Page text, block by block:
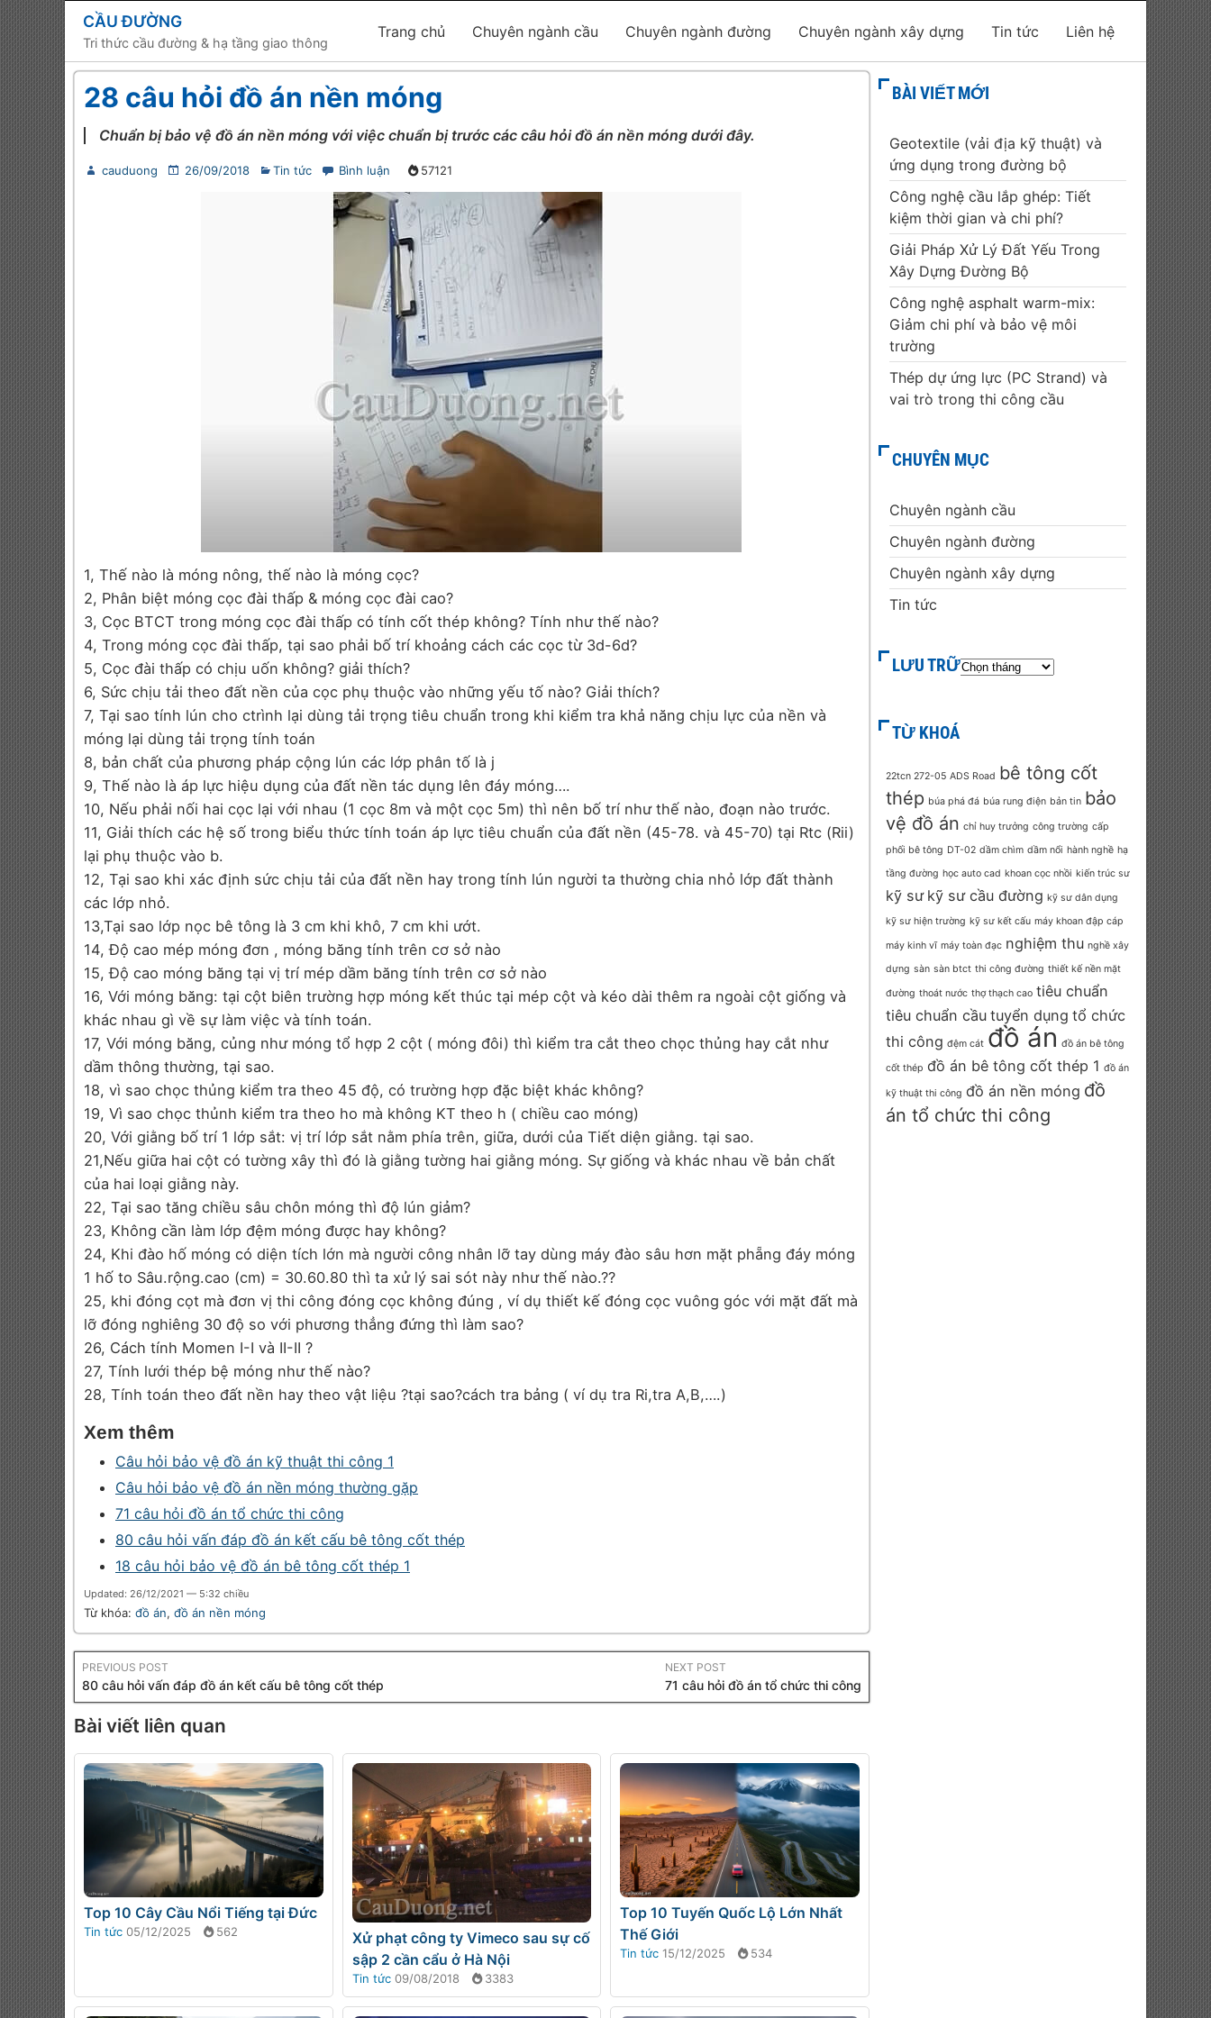
CẦU ĐƯỜNG
Tri thức cầu đường & hạ tầng giao thông
Trang chủ Chuyên ngành cầu Chuyên ngành đường Chuyên ngành xây dựng Tin tức Liên hệ
28 câu hỏi đồ án nền móng
Chuẩn bị bảo vệ đồ án nền móng với việc chuẩn bị trước các câu hỏi đồ án nền móng dưới đây.
cauduong 26/09/2018 Tin tức Bình luận 57121
1, Thế nào là móng nông, thế nào là móng cọc?
2, Phân biệt móng cọc đài thấp & móng cọc đài cao?
3, Cọc BTCT trong móng cọc đài thấp có tính cốt thép không? Tính như thế nào?
4, Trong móng cọc đài thấp, tại sao phải bố trí khoảng cách các cọc từ 3d-6d?
5, Cọc đài thấp có chịu uốn không? giải thích?
6, Sức chịu tải theo đất nền của cọc phụ thuộc vào những yếu tố nào? Giải thích?
7, Tại sao tính lún cho ctrình lại dùng tải trọng tiêu chuẩn trong khi kiểm tra khả năng chịu lực của nền và
móng lại dùng tải trọng tính toán
8, bản chất của phương pháp cộng lún các lớp phân tố là j
9, Thế nào là áp lực hiệu dụng của đất nền tác dụng lên đáy móng….
10, Nếu phải nối hai cọc lại với nhau (1 cọc 8m và một cọc 5m) thì nên bố trí như thế nào, đoạn nào trước.
11, Giải thích các hệ số trong biểu thức tính toán áp lực tiêu chuẩn của đất nền (45-78. và 45-70) tại Rtc (Rii)
lại phụ thuộc vào b.
12, Tại sao khi xác định sức chịu tải của đất nền hay trong tính lún người ta thường chia nhỏ lớp đất thành
các lớp nhỏ.
13,Tại sao lớp nọc bê tông là 3 cm khi khô, 7 cm khi ướt.
14, Độ cao mép móng đơn , móng băng tính trên cơ sở nào
15, Độ cao móng băng tại vị trí mép dầm băng tính trên cơ sở nào
16, Với móng băng: tại cột biên trường hợp móng kết thúc tại mép cột và kéo dài thêm ra ngoài cột giống và
khác nhau gì về sự làm việc và tính toán.
17, Với móng băng, củng như móng tổ hợp 2 cột ( móng đôi) thì kiểm tra cắt theo chọc thủng hay cắt như
dầm thông thường, tại sao.
18, vì sao chọc thủng kiểm tra theo 45 độ, có trường hợp đặc biệt khác không?
19, Vì sao chọc thủnh kiểm tra theo ho mà không KT theo h ( chiều cao móng)
20, Với giằng bố trí 1 lớp sắt: vị trí lớp sắt nằm phía trên, giữa, dưới của Tiết diện giằng. tại sao.
21,Nếu giữa hai cột có tường xây thì đó là giằng tường hai giằng móng. Sự giống và khác nhau về bản chất
của hai loại giằng này.
22, Tại sao tăng chiều sâu chôn móng thì độ lún giảm?
23, Không cần làm lớp đệm móng được hay không?
24, Khi đào hố móng có diện tích lớn mà người công nhân lỡ tay dùng máy đào sâu hơn mặt phẵng đáy móng
1 hố to Sâu.rộng.cao (cm) = 30.60.80 thì ta xử lý sai sót này như thế nào.??
25, khi đóng cọt mà đơn vị thi công đóng cọc không đúng , ví dụ thiết kế đóng cọc vuông góc với mặt đất mà
lỡ đóng nghiêng 30 độ so với phương thẳng đứng thì làm sao?
26, Cách tính Momen I-I và II-II ?
27, Tính lưới thép bệ móng như thế nào?
28, Tính toán theo đất nền hay theo vật liệu ?tại sao?cách tra bảng ( ví dụ tra Ri,tra A,B,….)
Xem thêm
Câu hỏi bảo vệ đồ án kỹ thuật thi công 1
Câu hỏi bảo vệ đồ án nền móng thường gặp
71 câu hỏi đồ án tổ chức thi công
80 câu hỏi vấn đáp đồ án kết cấu bê tông cốt thép
18 câu hỏi bảo vệ đồ án bê tông cốt thép 1
Updated: 26/12/2021 — 5:32 chiều
Từ khóa: đồ án, đồ án nền móng
PREVIOUS POST
80 câu hỏi vấn đáp đồ án kết cấu bê tông cốt thép
NEXT POST
71 câu hỏi đồ án tổ chức thi công
Bài viết liên quan
Top 10 Cây Cầu Nổi Tiếng tại Đức
Tin tức 05/12/2025 562
Xử phạt công ty Vimeco sau sự cố
sập 2 cần cẩu ở Hà Nội
Tin tức 09/08/2018 3383
Top 10 Tuyến Quốc Lộ Lớn Nhất
Thế Giới
Tin tức 15/12/2025 534
BÀI VIẾT MỚI
Geotextile (vải địa kỹ thuật) và
ứng dụng trong đường bộ
Công nghệ cầu lắp ghép: Tiết
kiệm thời gian và chi phí?
Giải Pháp Xử Lý Đất Yếu Trong
Xây Dựng Đường Bộ
Công nghệ asphalt warm-mix:
Giảm chi phí và bảo vệ môi
trường
Thép dự ứng lực (PC Strand) và
vai trò trong thi công cầu
CHUYÊN MỤC
Chuyên ngành cầu
Chuyên ngành đường
Chuyên ngành xây dựng
Tin tức
LƯU TRỮ
TỪ KHOÁ
22tcn 272-05 ADS Road bê tông cốt
thép búa phá đá búa rung điện bản tin bảo
vệ đồ án chỉ huy trưởng công trường cấp
phối bê tông DT-02 dầm chìm dầm nổi hành nghề hạ
tầng đường học auto cad khoan cọc nhồi kiến trúc sư
kỹ sư kỹ sư cầu đường kỹ sư dân dụng
kỹ sư hiện trường kỹ sư kết cấu máy khoan đập cáp
máy kinh vĩ máy toàn đạc nghiệm thu nghề xây
dựng sàn sàn btct thi công đường thiết kế nền mặt
đường thoát nước thợ thạch cao tiêu chuẩn
tiêu chuẩn cầu tuyển dụng tổ chức
thi công đệm cát đồ án đồ án bê tông
cốt thép đồ án bê tông cốt thép 1 đồ án
kỹ thuật thi công đồ án nền móng đồ
án tổ chức thi công